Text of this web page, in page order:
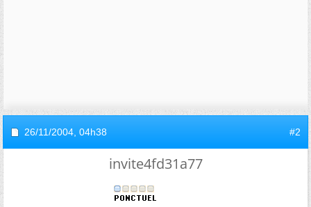
26/11/2004, 04h38 #2
invite4fd31a77